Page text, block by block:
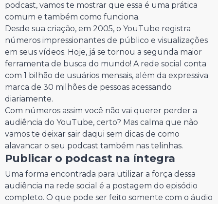
podcast, vamos te mostrar que essa é uma prática
comum e também como funciona.
Desde sua criação, em 2005, o YouTube registra
números impressionantes de público e visualizações
em seus vídeos. Hoje, já se tornou a segunda maior
ferramenta de busca do mundo! A rede social conta
com 1 bilhão de usuários mensais, além da expressiva
marca de 30 milhões de pessoas acessando
diariamente.
Com números assim você não vai querer perder a
audiência do YouTube, certo? Mas calma que não
vamos te deixar sair daqui sem dicas de como
alavancar o seu podcast também nas telinhas.
Publicar o podcast na íntegra
Uma forma encontrada para utilizar a força dessa
audiência na rede social é a postagem do episódio
completo. O que pode ser feito somente com o áudio